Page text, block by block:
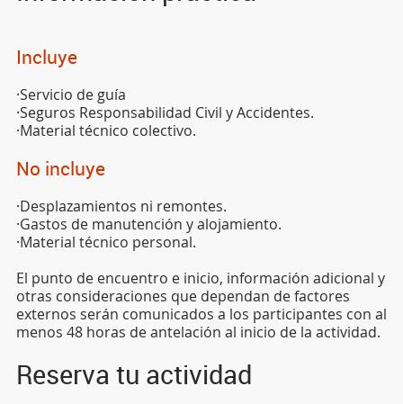
Incluye
·Servicio de guía
·Seguros Responsabilidad Civil y Accidentes.
·Material técnico colectivo.
No incluye
·Desplazamientos ni remontes.
·Gastos de manutención y alojamiento.
·Material técnico personal.
El punto de encuentro e inicio, información adicional y
otras consideraciones que dependan de factores
externos serán comunicados a los participantes con al
menos 48 horas de antelación al inicio de la actividad.
Reserva tu actividad